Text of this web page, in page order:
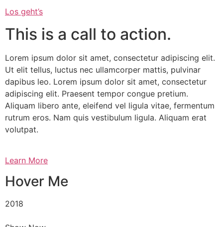
Los geht’s
This is a call to action.
Lorem ipsum dolor sit amet, consectetur adipiscing elit.
Ut elit tellus, luctus nec ullamcorper mattis, pulvinar
dapibus leo. Lorem ipsum dolor sit amet, consectetur
adipiscing elit. Praesent tempor congue pretium.
Aliquam libero ante, eleifend vel ligula vitae, fermentum
rutrum eros. Nam quis vestibulum ligula. Aliquam erat
volutpat.
Learn More
Hover Me
2018